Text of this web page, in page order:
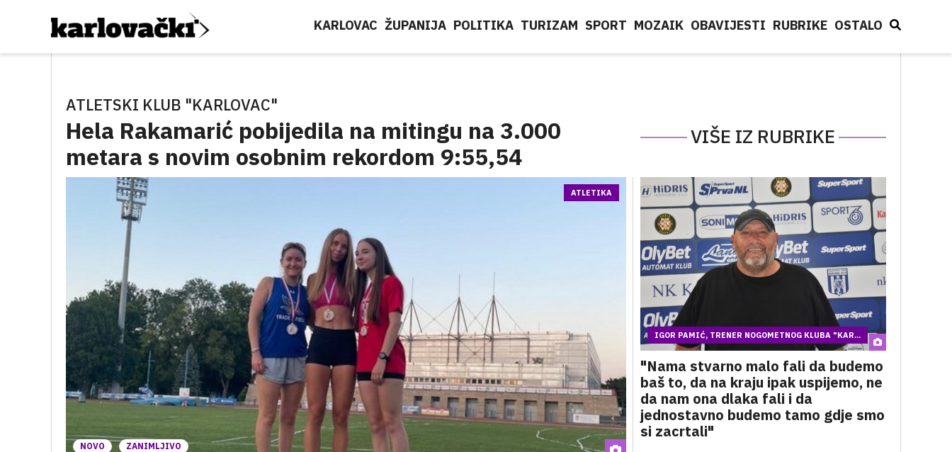
KARLOVAC ŽUPANIJA POLITIKA TURIZAM SPORT MOZAIK OBAVIJESTI RUBRIKE OSTALO
ATLETSKI KLUB "KARLOVAC"
Hela Rakamarić pobijedila na mitingu na 3.000
metara s novim osobnim rekordom 9:55,54
VIŠE IZ RUBRIKE
NOVO ZANIMLJIVO
ATLETIKA
IGOR PAMIĆ, TRENER NOGOMETNOG KLUBA "KAR...
"Nama stvarno malo fali da budemo
baš to, da na kraju ipak uspijemo, ne
da nam ona dlaka fali i da
jednostavno budemo tamo gdje smo
si zacrtali"